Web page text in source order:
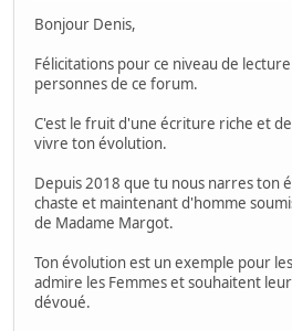
Bonjour Denis,
Félicitations pour ce niveau de
personnes de ce forum.
C'est le fruit d'une écriture riche et
vivre ton évolution.
Depuis 2018 que tu nous narres ton
chaste et maintenant d'homme
de Madame Margot.
Ton évolution est un exemple pour
admire les Femmes et souhaitent
dévoué.